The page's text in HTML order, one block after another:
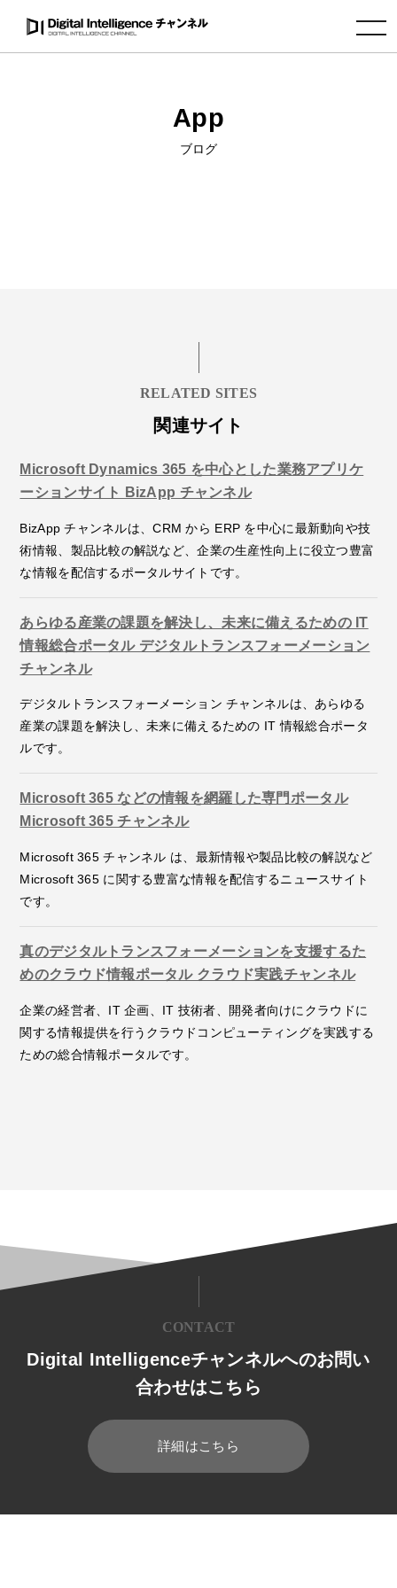
toggle navigation
App
ブログ
RELATED SITES
関連サイト
Microsoft Dynamics 365 を中心とした業務アプリケ
ーションサイト BizApp チャンネル
BizApp チャンネルは、CRM から ERP を中心に最新動向や技
術情報、製品比較の解説など、企業の生産性向上に役立つ豊富
な情報を配信するポータルサイトです。
あらゆる産業の課題を解決し、未来に備えるための IT
情報総合ポータル デジタルトランスフォーメーション
チャンネル
デジタルトランスフォーメーション チャンネルは、あらゆる
産業の課題を解決し、未来に備えるための IT 情報総合ポータ
ルです。
Microsoft 365 などの情報を網羅した専門ポータル
Microsoft 365 チャンネル
Microsoft 365 チャンネル は、最新情報や製品比較の解説など
Microsoft 365 に関する豊富な情報を配信するニュースサイト
です。
真のデジタルトランスフォーメーションを支援するた
めのクラウド情報ポータル クラウド実践チャンネル
企業の経営者、IT 企画、IT 技術者、開発者向けにクラウドに
関する情報提供を行うクラウドコンピューティングを実践する
ための総合情報ポータルです。
CONTACT
Digital Intelligenceチャンネルへのお問い
合わせはこちら
詳細はこちら